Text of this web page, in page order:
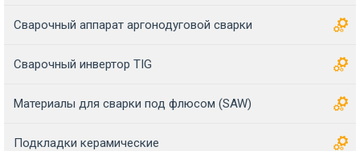
Сварочный аппарат аргонодуговой сварки
Сварочный инвертор TIG
Материалы для сварки под флюсом (SAW)
Подкладки керамические